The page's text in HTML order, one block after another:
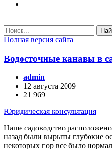
Полная версия сайта
Водосточные канавы в
admin
12 августа 2009
21 969
Юридическая консультация
Наше садоводство
назад были вырыты глубокие
некоторых пор все было